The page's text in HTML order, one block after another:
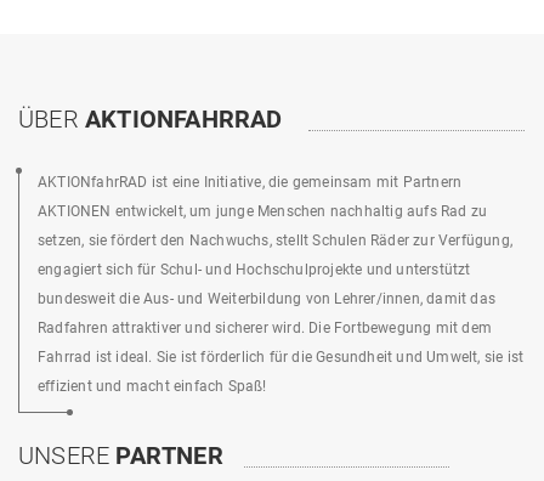
ÜBER AKTIONFAHRRAD
AKTIONfahrRAD ist eine Initiative, die gemeinsam mit Partnern
AKTIONEN entwickelt, um junge Menschen nachhaltig aufs Rad zu
setzen, sie fördert den Nachwuchs, stellt Schulen Räder zur Verfügung,
engagiert sich für Schul- und Hochschulprojekte und unterstützt
bundesweit die Aus- und Weiterbildung von Lehrer/innen, damit das
Radfahren attraktiver und sicherer wird. Die Fortbewegung mit dem
Fahrrad ist ideal. Sie ist förderlich für die Gesundheit und Umwelt, sie ist
effizient und macht einfach Spaß!
UNSERE PARTNER